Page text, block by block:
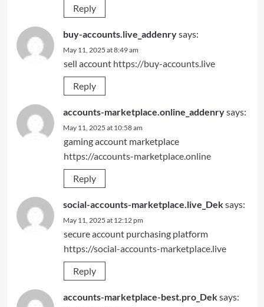
Reply
buy-accounts.live_addenrysays:
May 11, 2025 at 8:49 am
sell account https://buy-accounts.live
Reply
accounts-marketplace.online_addenrysays:
May 11, 2025 at 10:58 am
gaming account marketplace
https://accounts-marketplace.online
Reply
social-accounts-marketplace.live_Deksays:
May 11, 2025 at 12:12 pm
secure account purchasing platform
https://social-accounts-marketplace.live
Reply
accounts-marketplace-best.pro_Deksays: